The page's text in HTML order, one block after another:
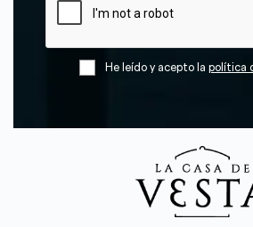
He leído y acepto la política